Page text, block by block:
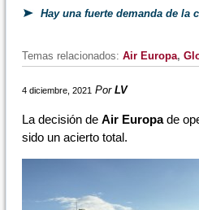
Hay una fuerte demanda de la
Temas relacionados: Air Europa,
4 diciembre, 2021 Por LV
La decisión de Air Europade
sido un acierto total.